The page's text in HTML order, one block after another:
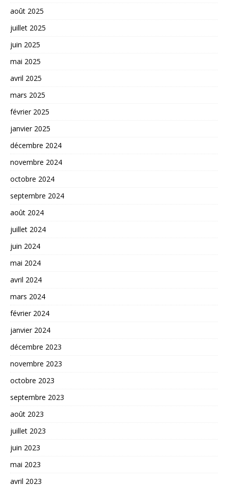
août 2025
juillet 2025
juin 2025
mai 2025
avril 2025
mars 2025
février 2025
janvier 2025
décembre 2024
novembre 2024
octobre 2024
septembre 2024
août 2024
juillet 2024
juin 2024
mai 2024
avril 2024
mars 2024
février 2024
janvier 2024
décembre 2023
novembre 2023
octobre 2023
septembre 2023
août 2023
juillet 2023
juin 2023
mai 2023
avril 2023